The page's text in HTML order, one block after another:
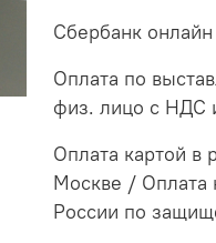
Сбербанк онлайн
Оплата по
физ. лицо с НДС
Оплата картой в
Москве / Оплата
России по